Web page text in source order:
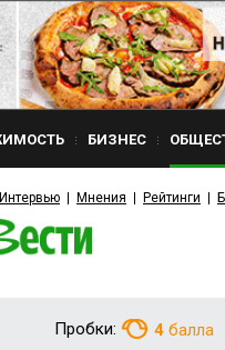
БИЗНЕС
Интервью Мнения Рейтинги
Пробки: 4 балла